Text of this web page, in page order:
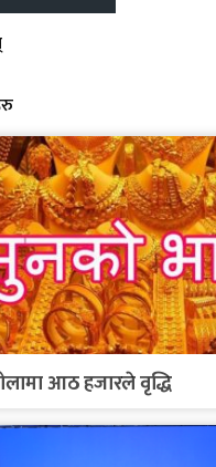
आठ हजारले वृद्धि